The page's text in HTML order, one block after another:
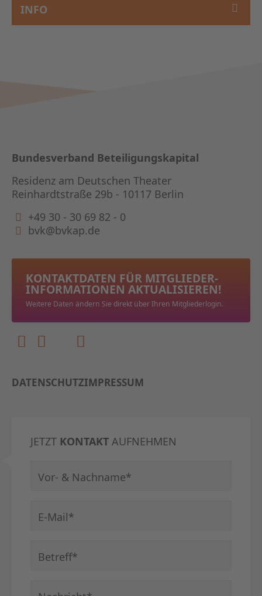
INFO
Bundesverband Beteiligungskapital
Residenz am Deutschen Theater
Reinhardtstraße 29b - 10117 Berlin
+49 30 - 30 69 82 - 0
bvk@bvkap.de
KONTAKTDATEN FÜR MITGLIEDER­
INFORMATIONEN AKTUALISIEREN!
Weitere Daten ändern Sie direkt über Ihren Mitgliederlogin.
DATENSCHUTZIMPRESSUM
JETZT KONTAKT AUFNEHMEN
Pflichtfeld
Vor- & Nachname*
Pflichtfeld
E-Mail*
Pflichtfeld
Betreff*